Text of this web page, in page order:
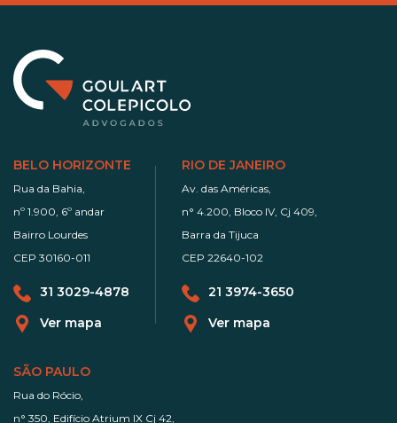
BELO HORIZONTE
Rua da Bahia,
nº 1.900, 6º andar
Bairro Lourdes
CEP 30160-011
31 3029-4878
Ver mapa
RIO DE JANEIRO
Av. das Américas,
n° 4.200, Bloco IV, Cj 409,
Barra da Tijuca
CEP 22640-102
21 3974-3650
Ver mapa
SÃO PAULO
Rua do Rócio,
n° 350, Edifício Atrium IX Cj 42,